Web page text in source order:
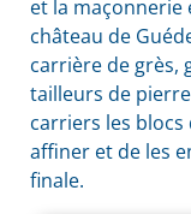
et la maçonnerie
château de
carrière de grès,
tailleurs de
carriers les
affiner et de les
finale.